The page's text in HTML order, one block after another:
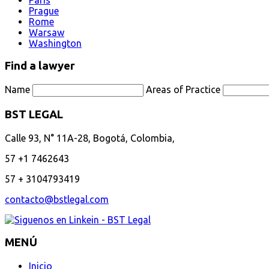
Prague
Rome
Warsaw
Washington
Find a lawyer
Name Areas of Practice
BST LEGAL
Calle 93, N° 11A-28, Bogotá, Colombia,
57 +1 7462643
57 + 3104793419
contacto@bstlegal.com
MENÚ
Inicio